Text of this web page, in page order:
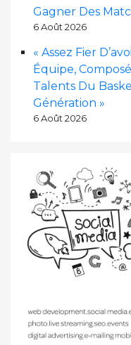
Gagner Des
6 Août 2026
« Assez Fier
Équipe,
Talents Du
Génération »
6 Août 2026